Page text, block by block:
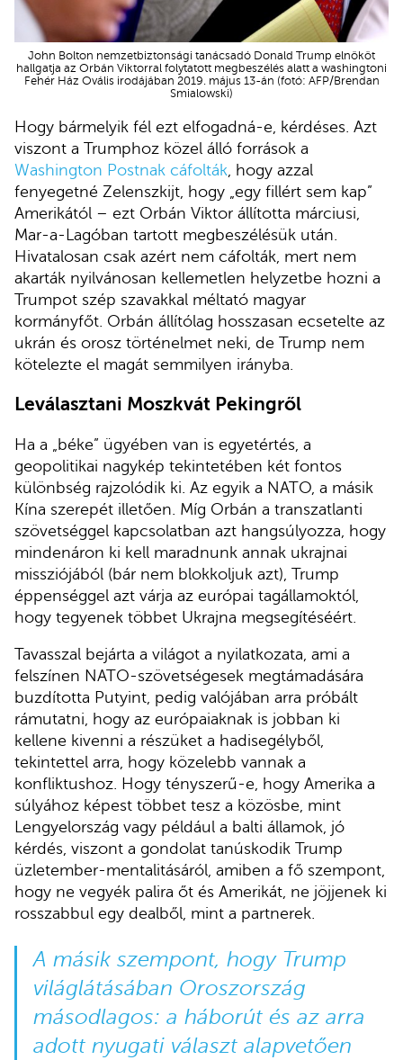
John Bolton nemzetbiztonsági tanácsadó Donald Trump elnököt
hallgatja az Orbán Viktorral folytatott megbeszélés alatt a washingtoni
Fehér Ház Ovális irodájában 2019. május 13-án (fotó: AFP/Brendan
Smialowski)
Hogy bármelyik fél ezt elfogadná-e, kérdéses. Azt
viszont a Trumphoz közel álló források a
Washington Postnak cáfolták , hogy azzal
fenyegetné Zelenszkijt, hogy „egy fillért sem kap”
Amerikától – ezt Orbán Viktor állította márciusi,
Mar-a-Lagóban tartott megbeszélésük után.
Hivatalosan csak azért nem cáfolták, mert nem
akarták nyilvánosan kellemetlen helyzetbe hozni a
Trumpot szép szavakkal méltató magyar
kormányfőt. Orbán állítólag hosszasan ecsetelte az
ukrán és orosz történelmet neki, de Trump nem
kötelezte el magát semmilyen irányba.
Leválasztani Moszkvát Pekingről
Ha a „béke” ügyében van is egyetértés, a
geopolitikai nagykép tekintetében két fontos
különbség rajzolódik ki. Az egyik a NATO, a másik
Kína szerepét illetően. Míg Orbán a transzatlanti
szövetséggel kapcsolatban azt hangsúlyozza, hogy
mindenáron ki kell maradnunk annak ukrajnai
missziójából (bár nem blokkoljuk azt), Trump
éppenséggel azt várja az európai tagállamoktól,
hogy tegyenek többet Ukrajna megsegítéséért.
Tavasszal bejárta a világot a nyilatkozata, ami a
felszínen NATO-szövetségesek megtámadására
buzdította Putyint, pedig valójában arra próbált
rámutatni, hogy az európaiaknak is jobban ki
kellene kivenni a részüket a hadisegélyből,
tekintettel arra, hogy közelebb vannak a
konfliktushoz. Hogy tényszerű-e, hogy Amerika a
súlyához képest többet tesz a közösbe, mint
Lengyelország vagy például a balti államok, jó
kérdés, viszont a gondolat tanúskodik Trump
üzletember-mentalitásáról, amiben a fő szempont,
hogy ne vegyék palira őt és Amerikát, ne jöjjenek ki
rosszabbul egy dealből, mint a partnerek.
A másik szempont, hogy Trump
világlátásában Oroszország
másodlagos: a háborút és az arra
adott nyugati választ alapvetően